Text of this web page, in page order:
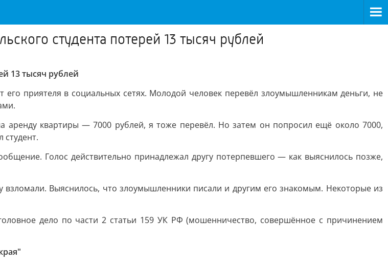
студента потерей 13 тысяч рублей
13 тысяч рублей
приятеля в социальных сетях. Молодой человек перевёл злоумышленникам деньги, не
квартиры — 7000 рублей, я тоже перевёл. Но затем он попросил ещё около 7000,
Голос действительно принадлежал другу потерпевшего — как выяснилось позже,
взломали. Выяснилось, что злоумышленники писали и другим его знакомым. Некоторые из
дело по части 2 статьи 159 УК РФ (мошенничество, совершённое с причинением